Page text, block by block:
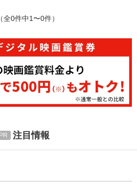
（全0件中1〜0件）
注目情報